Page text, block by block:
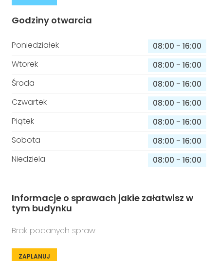
Godziny otwarcia
Poniedziałek 08:00 - 16:00
Wtorek
08:00 - 16:00
Środa
08:00 - 16:00
Czwartek
08:00 - 16:00
Piątek
08:00 - 16:00
Sobota
08:00 - 16:00
Niedziela
08:00 - 16:00
Informacje o sprawach jakie załatwisz w
tym budynku
Brak podanych spraw
ZAPLANUJ